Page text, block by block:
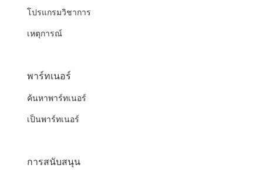
โปรแกรมวิชาการ
เหตุการณ์
พาร์ทเนอร์
ค้นหาพาร์ทเนอร์
เป็นพาร์ทเนอร์
การสนับสนุน